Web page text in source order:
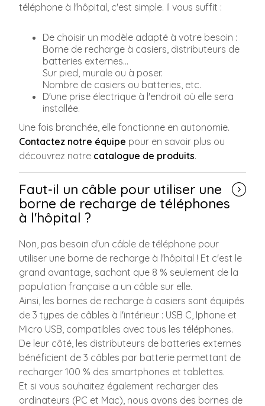
téléphone à l'hôpital, c'est simple. Il vous suffit :
De choisir un modèle adapté à votre besoin :
Borne de recharge à casiers, distributeurs de
batteries externes...
Sur pied, murale ou à poser.
Nombre de casiers ou batteries, etc.
D'une prise électrique à l'endroit où elle sera
installée.
Une fois branchée, elle fonctionne en autonomie.
Contactez notre équipe pour en savoir plus ou
découvrez notre catalogue de produits.
Faut-il un câble pour utiliser une
borne de recharge de téléphones
à l'hôpital ?
Non, pas besoin d'un câble de téléphone pour
utiliser une borne de recharge à l'hôpital ! Et c'est le
grand avantage, sachant que 8 % seulement de la
population française a un câble sur elle.
Ainsi, les bornes de recharge à casiers sont équipés
de 3 types de câbles à l'intérieur : USB C, Iphone et
Micro USB, compatibles avec tous les téléphones.
De leur côté, les distributeurs de batteries externes
bénéficient de 3 câbles par batterie permettant de
recharger 100 % des smartphones et tablettes.
Et si vous souhaitez également recharger des
ordinateurs (PC et Mac), nous avons des bornes de